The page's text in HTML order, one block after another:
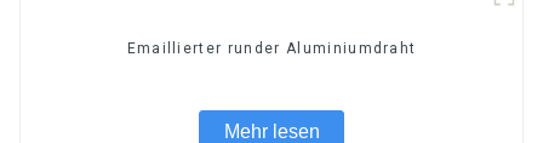
Emaillierter runder Aluminiumdraht
Mehr lesen